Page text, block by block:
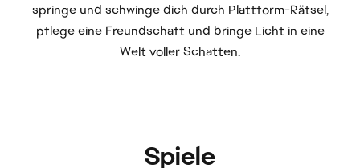
springe und schwinge dich durch Plattform-Rätsel,
pflege eine Freundschaft und bringe Licht in eine
Welt voller Schatten.